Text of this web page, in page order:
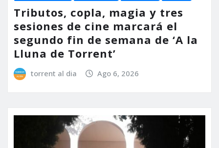
Tributos, copla, magia y tres
sesiones de cine marcará el
segundo fin de semana de ‘A la
Lluna de Torrent’
torrent al dia Ago 6, 2026